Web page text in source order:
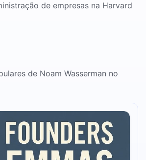
de empresas na Harvard
de Noam Wasserman no